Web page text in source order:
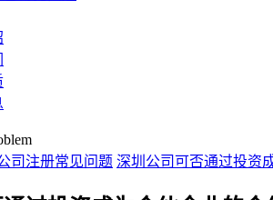
司注册常见问题 深圳公司可否通过投资